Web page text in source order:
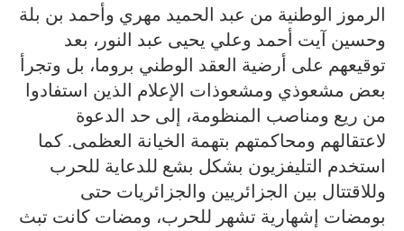
الرموز الوطنية من عبد الحميد مهري وأحمد بن بلة
وحسين آيت أحمد وعلي يحيى عبد النور، بعد
توقيعهم على أرضية العقد الوطني بروما، بل وتجرأ
بعض مشعوذي ومشعوذات الإعلام الذين استفادوا
من ريع ومناصب المنظومة، إلى حد الدعوة
لاعتقالهم ومحاكمتهم بتهمة الخيانة العظمى. كما
استخدم التليفزيون بشكل بشع للدعاية للحرب
وللاقتتال بين الجزائريين والجزائريات حتى
بومضات إشهارية تشهر للحرب، ومضات كانت تبث